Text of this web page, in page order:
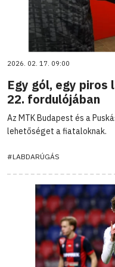
2026. 02. 17. 09:00
Egy gól, egy
22. fordulójában
Az MTK Budapest és a
lehetőséget a fiataloknak.
#LABDARÚGÁS